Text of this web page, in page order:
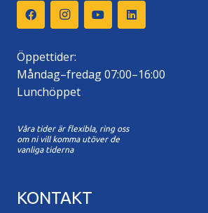
Öppettider:
Måndag–fredag 07:00–16:00
Lunchöppet
Våra tider är flexibla, ring oss
om ni vill komma utöver de
vanliga tiderna
KONTAKT